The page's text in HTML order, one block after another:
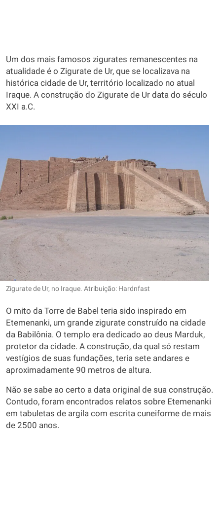
Um dos mais famosos zigurates remanescentes na
atualidade é o Zigurate de Ur, que se localizava na
histórica cidade de Ur, território localizado no atual
Iraque. A construção do Zigurate de Ur data do século
XXI a.C.
Zigurate de Ur, no Iraque. Atribuição: Hardnfast
O mito da Torre de Babel teria sido inspirado em
Etemenanki, um grande zigurate construído na cidade
da Babilônia. O templo era dedicado ao deus Marduk,
protetor da cidade. A construção, da qual só restam
vestígios de suas fundações, teria sete andares e
aproximadamente 90 metros de altura.
Não se sabe ao certo a data original de sua construção.
Contudo, foram encontrados relatos sobre Etemenanki
em tabuletas de argila com escrita cuneiforme de mais
de 2500 anos.